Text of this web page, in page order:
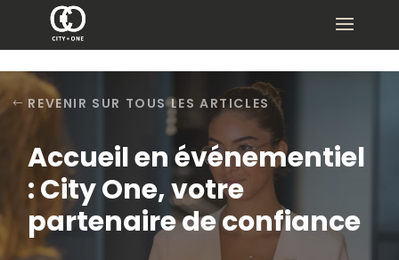
REVENIR SUR TOUS LES ARTICLES
Accueil en événementiel
: City One, votre
partenaire de confiance